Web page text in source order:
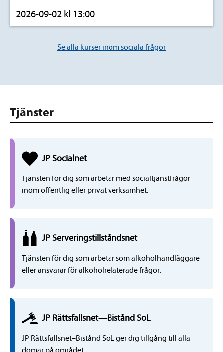
2026-09-02 kl 13:00
Se alla kurser inom sociala frågor
Tjänster
JPSocial net
Tjänsten för dig som arbetar med socialtjänstfrågor
inom offentlig eller privat verksamhet.
JPServeringstillståndsnet
Tjänsten för dig som arbetar som alkoholhandläggare
eller ansvarar för alkoholrelaterade frågor.
JP Rättsfallsnet—Bistånd SoL
JP Rättsfallsnet–Bistånd SoL ger dig tillgång till alla
domar på området.